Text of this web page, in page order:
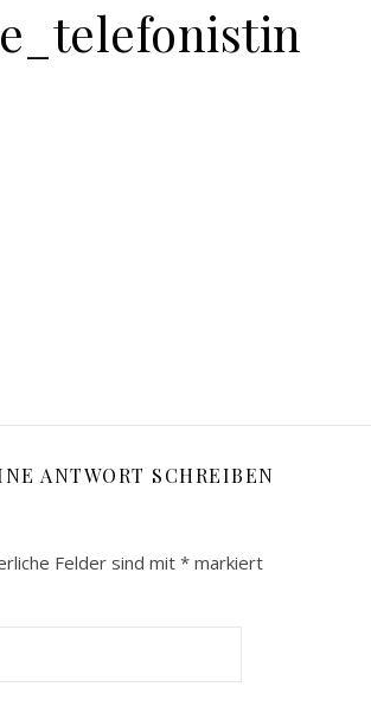
ANTWORT SCHREIBEN
Felder sind mit * markiert